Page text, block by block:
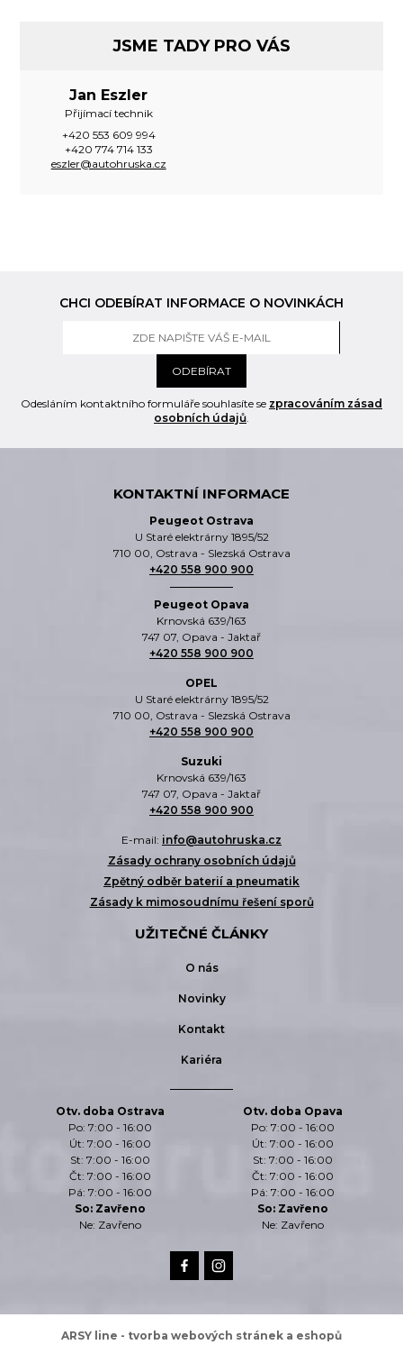
JSME TADY PRO VÁS
Jan Eszler
Přijímací technik
+420 553 609 994
+420 774 714 133
eszler@autohruska.cz
CHCI ODEBÍRAT INFORMACE O NOVINKÁCH
ODEBÍRAT
Odesláním kontaktního formuláře souhlasíte se zpracováním zásad
osobních údajů.
KONTAKTNÍ INFORMACE
Peugeot Ostrava
U Staré elektrárny 1895/52
710 00, Ostrava - Slezská Ostrava
+420 558 900 900
Peugeot Opava
Krnovská 639/163
747 07, Opava - Jaktař
+420 558 900 900
OPEL
U Staré elektrárny 1895/52
710 00, Ostrava - Slezská Ostrava
+420 558 900 900
Suzuki
Krnovská 639/163
747 07, Opava - Jaktař
+420 558 900 900
E-mail: info@autohruska.cz
Zásady ochrany osobních údajů
Zpětný odběr baterií a pneumatik
Zásady k mimosoudnímu řešení sporů
UŽITEČNÉ ČLÁNKY
O nás
Novinky
Kontakt
Kariéra
Otv. doba Ostrava
Po: 7:00 - 16:00
Út: 7:00 - 16:00
St: 7:00 - 16:00
Čt: 7:00 - 16:00
Pá: 7:00 - 16:00
So: Zavřeno
Ne: Zavřeno
Otv. doba Opava
Po: 7:00 - 16:00
Út: 7:00 - 16:00
St: 7:00 - 16:00
Čt: 7:00 - 16:00
Pá: 7:00 - 16:00
So: Zavřeno
Ne: Zavřeno
ARSY line - tvorba webových stránek a eshopů